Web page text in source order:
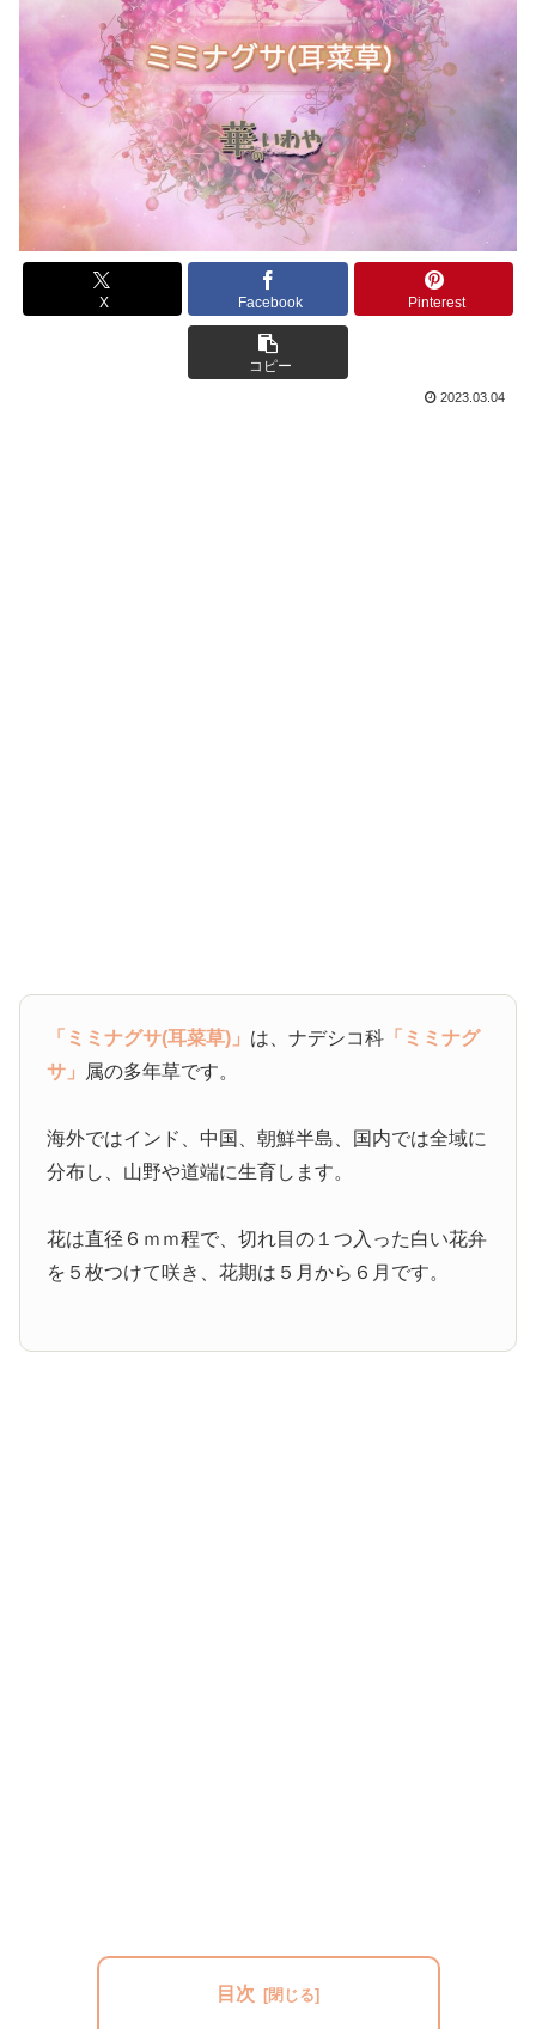
X Facebook Pinterest
コピー
2023.03.04
「ミミナグサ(耳菜草)」 は、ナデシコ科 「ミミナグ
サ」 属の多年草です。
海外ではインド、中国、朝鮮半島、国内では全域に
分布し、山野や道端に生育します。
花は直径６ｍｍ程で、切れ目の１つ入った白い花弁
を５枚つけて咲き、花期は５月から６月です。
目次